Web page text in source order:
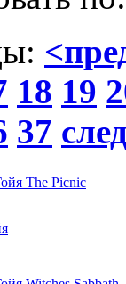
18 19
37